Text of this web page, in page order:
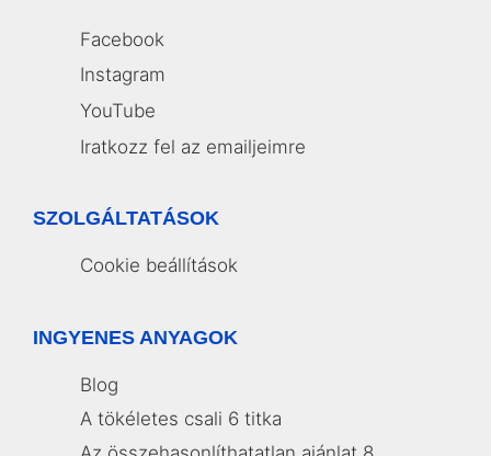
Facebook
Instagram
YouTube
Iratkozz fel az emailjeimre
SZOLGÁLTATÁSOK
Cookie beállítások
INGYENES ANYAGOK
Blog
A tökéletes csali 6 titka